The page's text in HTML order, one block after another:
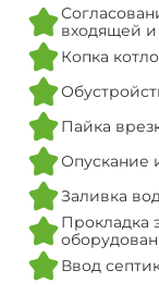
входящей
Копка
Пайка
Опускание
Заливка
Прокладка
Ввод